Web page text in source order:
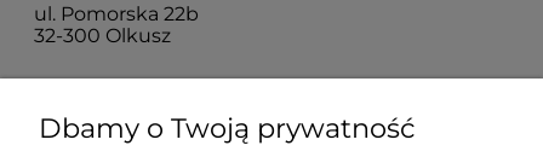
ul. Pomorska 22b
32-300 Olkusz
O nas
Dbamy o Twoją prywatność